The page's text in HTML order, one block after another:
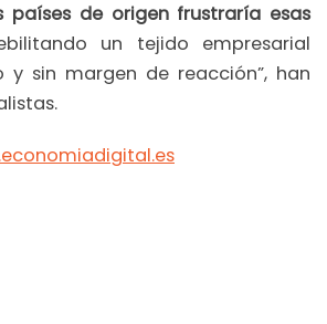
de origen frustraría esas
un tejido empresarial
y sin margen de reacción”, han